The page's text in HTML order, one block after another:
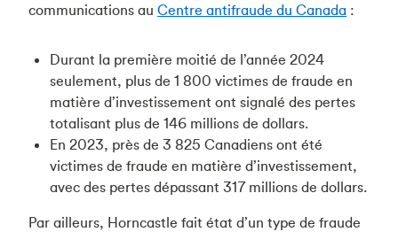
communications au Centre antifraude du Canada :
Durant la première moitié de l’année 2024
seulement, plus de 1 800 victimes de fraude en
matière d’investissement ont signalé des pertes
totalisant plus de 146 millions de dollars.
En 2023, près de 3 825 Canadiens ont été
victimes de fraude en matière d’investissement,
avec des pertes dépassant 317 millions de dollars.
Par ailleurs, Horncastle fait état d’un type de fraude